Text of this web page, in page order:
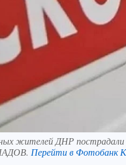
жителей ДНР
Перейти в Фотобанк